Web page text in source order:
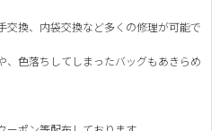
交換、内袋交換など多くの修理が可能で
、色落ちしてしまったバッグもあきらめ